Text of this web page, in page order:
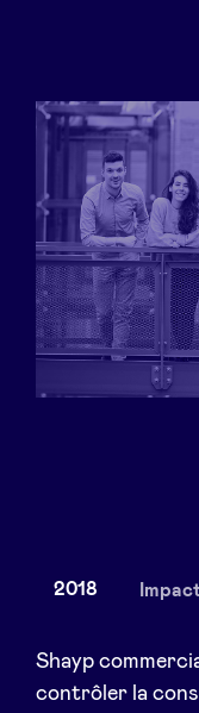
Actualités
2018
Shayp
contrôler la